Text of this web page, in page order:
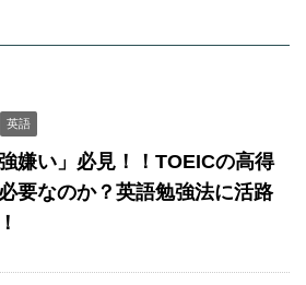
英語
強嫌い」必見！！TOEICの高得
要なのか？英語勉強法に活路